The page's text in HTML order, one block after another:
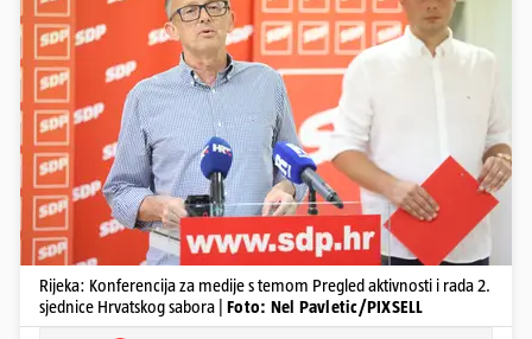
Rijeka: Konferencija za medije s temom Pregled aktivnosti i rada 2.
sjednice Hrvatskog sabora | Foto: Nel Pavletic/PIXSELL